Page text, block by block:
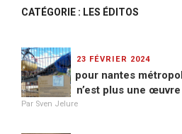
CATÉGORIE : LES ÉDITOS
PUBLIÉ
23 FÉVRIER 2024
pour nantes
n’est plus une œuvre
Par Sven Jelure